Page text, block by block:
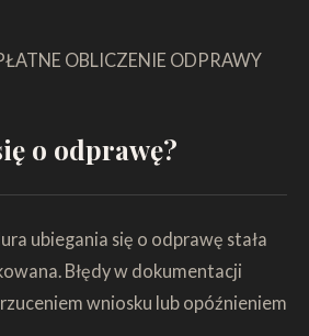
OBLICZENIE ODPRAWY
o odprawę?
ubiegania się o odprawę stała
Błędy w dokumentacji
wniosku lub opóźnieniem